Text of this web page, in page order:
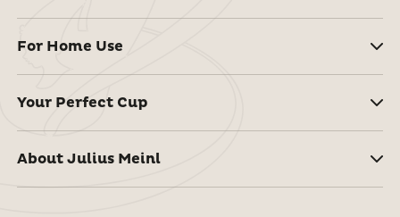
For Home Use
Your Perfect Cup
About Julius Meinl